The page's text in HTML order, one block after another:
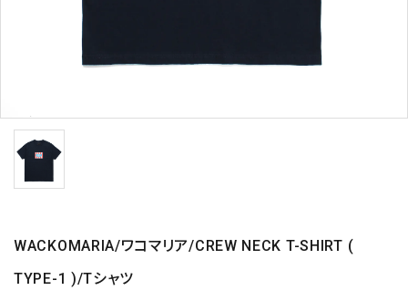
WACKOMARIA/ワコマリア/CREW NECK T-SHIRT (
TYPE-1 )/Tシャツ